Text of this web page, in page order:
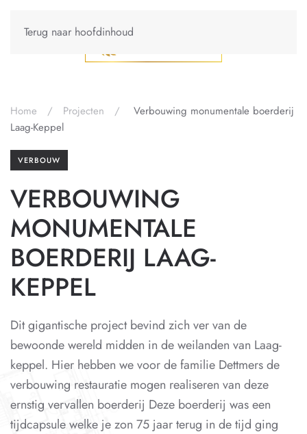
Terug naar hoofdinhoud
Home Projecten
Verbouwing monumentale boerderij
Laag-Keppel
VERBOUW
VERBOUWING
MONUMENTALE
BOERDERIJ LAAG-
KEPPEL
Dit gigantische project bevind zich ver van de
bewoonde wereld midden in de weilanden van Laag-
keppel. Hier hebben we voor de familie Dettmers de
verbouwing restauratie mogen realiseren van deze
ernstig vervallen boerderij Deze boerderij was een
tijdcapsule welke je zon 75 jaar terug in de tijd ging